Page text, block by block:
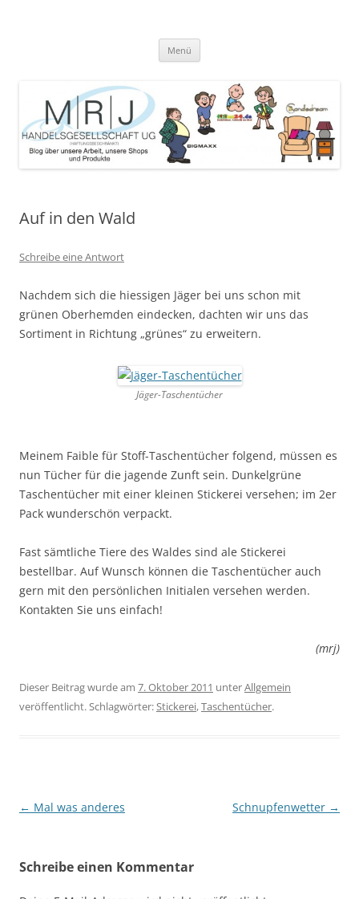
angebotene Produkte
Menü
Auf in den Wald
Schreibe eine Antwort
Nachdem sich die hiessigen Jäger bei uns schon mit
grünen Oberhemden eindecken, dachten wir uns das
Sortiment in Richtung „grünes“ zu erweitern.
Jäger-Taschentücher
Meinem Faible für Stoff-Taschentücher folgend, müssen es
nun Tücher für die jagende Zunft sein. Dunkelgrüne
Taschentücher mit einer kleinen Stickerei versehen; im 2er
Pack wunderschön verpackt.
Fast sämtliche Tiere des Waldes sind ale Stickerei
bestellbar. Auf Wunsch können die Taschentücher auch
gern mit den persönlichen Initialen versehen werden.
Kontakten Sie uns einfach!
(mrj)
Dieser Beitrag wurde am 7. Oktober 2011 unterAllgemein
veröffentlicht. Schlagwörter:Stickerei,Taschentücher.
Beitragsnavigation
← Mal was anderes Schnupfenwetter →
Schreibe einen Kommentar